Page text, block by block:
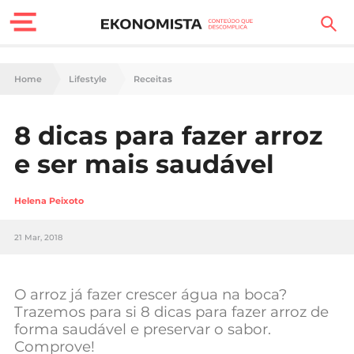
Finanças Pessoais
Carreira
Tecnologia
Negócios
Home Lifestyle Receitas
8 dicas para fazer arroz
e ser mais saudável
Helena Peixoto
21 Mar, 2018
O arroz já fazer crescer água na boca?
Trazemos para si 8 dicas para fazer arroz de
forma saudável e preservar o sabor.
Comprove!